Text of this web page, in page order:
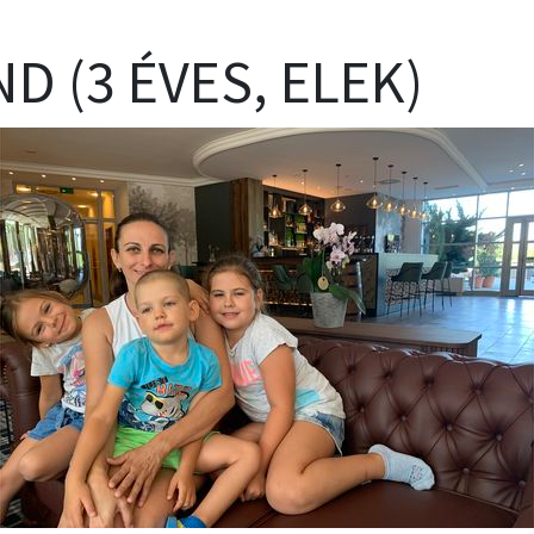
(3 ÉVES, ELEK)